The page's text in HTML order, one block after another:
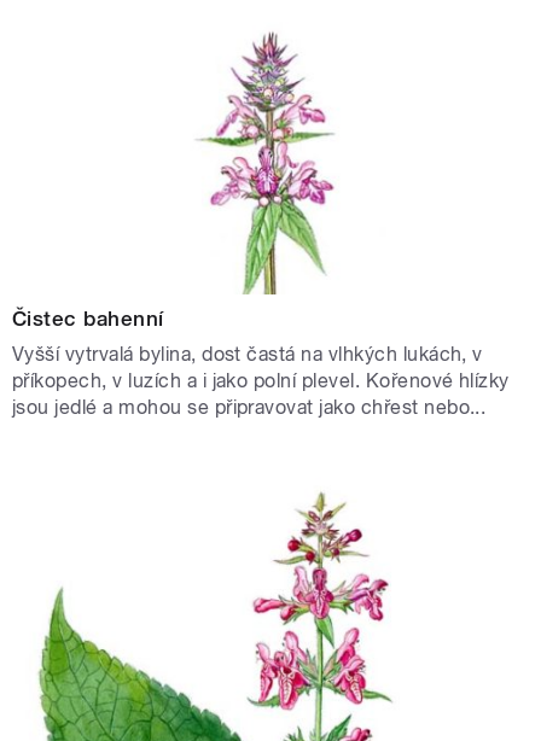
Čistec bahenní
Vyšší vytrvalá bylina, dost častá na vlhkých lukách, v
příkopech, v luzích a i jako polní plevel. Kořenové hlízky
jsou jedlé a mohou se připravovat jako chřest nebo...